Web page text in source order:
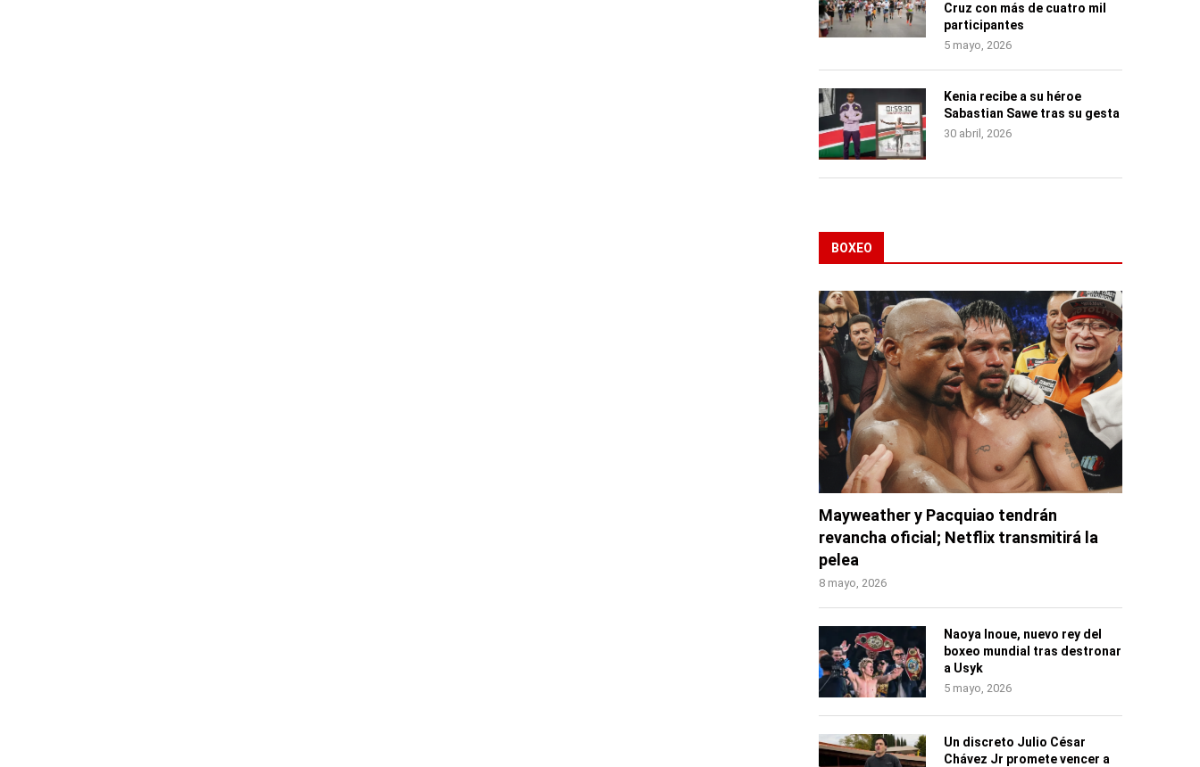
Cruz con más de cuatro mil
participantes
5 mayo, 2026
Kenia recibe a su héroe
Sabastian Sawe tras su gesta
30 abril, 2026
BOXEO
Mayweather y Pacquiao tendrán
revancha oficial; Netflix transmitirá la
pelea
8 mayo, 2026
Naoya Inoue, nuevo rey del
boxeo mundial tras destronar
a Usyk
5 mayo, 2026
Un discreto Julio César
Chávez Jr promete vencer a